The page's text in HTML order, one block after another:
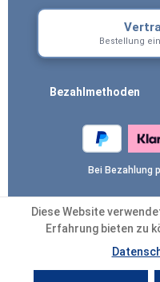
Ich habe die
Kenntnis
bin mit ihnen
Um
Bestellung
Bezahlmethoden
Bei Bezahlung
Alle Preise inkl.
Versandkostenund
wenn nicht
Diese Website
Erfahrung bieten zu